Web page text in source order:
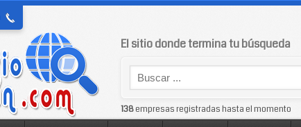
El sitio donde termina tu búsqueda
138empresas registradas hasta el momento